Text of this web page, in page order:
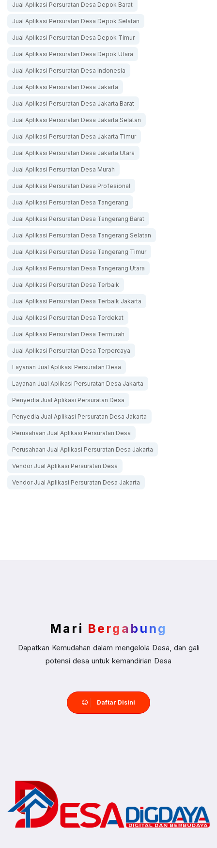
Jual Aplikasi Persuratan Desa Depok Barat
Jual Aplikasi Persuratan Desa Depok Selatan
Jual Aplikasi Persuratan Desa Depok Timur
Jual Aplikasi Persuratan Desa Depok Utara
Jual Aplikasi Persuratan Desa Indonesia
Jual Aplikasi Persuratan Desa Jakarta
Jual Aplikasi Persuratan Desa Jakarta Barat
Jual Aplikasi Persuratan Desa Jakarta Selatan
Jual Aplikasi Persuratan Desa Jakarta Timur
Jual Aplikasi Persuratan Desa Jakarta Utara
Jual Aplikasi Persuratan Desa Murah
Jual Aplikasi Persuratan Desa Profesional
Jual Aplikasi Persuratan Desa Tangerang
Jual Aplikasi Persuratan Desa Tangerang Barat
Jual Aplikasi Persuratan Desa Tangerang Selatan
Jual Aplikasi Persuratan Desa Tangerang Timur
Jual Aplikasi Persuratan Desa Tangerang Utara
Jual Aplikasi Persuratan Desa Terbaik
Jual Aplikasi Persuratan Desa Terbaik Jakarta
Jual Aplikasi Persuratan Desa Terdekat
Jual Aplikasi Persuratan Desa Termurah
Jual Aplikasi Persuratan Desa Terpercaya
Layanan Jual Aplikasi Persuratan Desa
Layanan Jual Aplikasi Persuratan Desa Jakarta
Penyedia Jual Aplikasi Persuratan Desa
Penyedia Jual Aplikasi Persuratan Desa Jakarta
Perusahaan Jual Aplikasi Persuratan Desa
Perusahaan Jual Aplikasi Persuratan Desa Jakarta
Vendor Jual Aplikasi Persuratan Desa
Vendor Jual Aplikasi Persuratan Desa Jakarta
Mari Bergabung
Dapatkan Kemudahan dalam mengelola Desa, dan gali
potensi desa untuk kemandirian Desa
Daftar Disini